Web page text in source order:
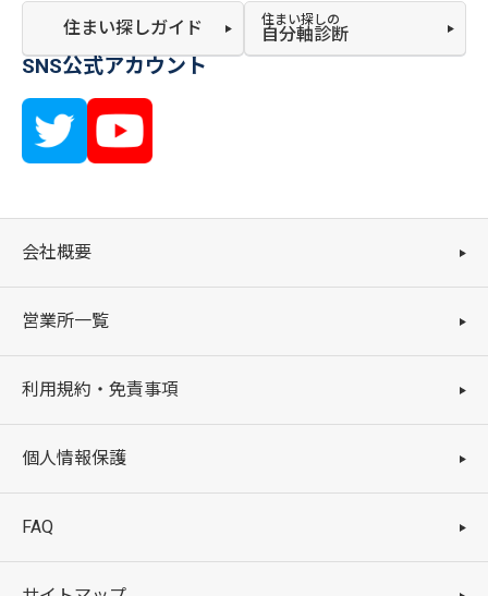
住まい探しガイド 住まい探しの
自分軸診断
SNS公式アカウント
会社概要
営業所一覧
利用規約・免責事項
個人情報保護
FAQ